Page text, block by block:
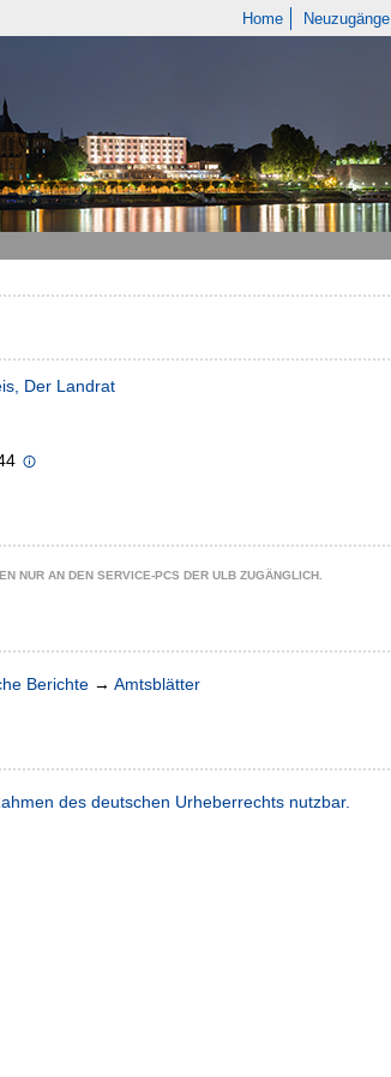
Home Neuzugänge
Der Landrat
NUR AN DEN SERVICE-PCS DER ULB ZUGÄNGLICH.
Berichte → Amtsblätter
des deutschen Urheberrechts nutzbar.